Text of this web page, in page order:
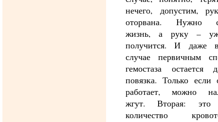
нечего, допустим,
оторвана. Нужно
жизнь, а руку –
получится. И даже
случае первичным
гемостаза остается
повязка. Только если
работает, можно
жгут. Вторая: это
количество